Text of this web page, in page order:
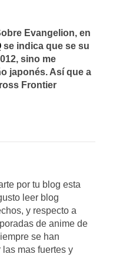
Evangelion, en
se indica que se su
sino me
japonés. Así que a
Frontier
por tu blog esta
leer blog
y respecto a
de anime de
se han
mas fuertes y